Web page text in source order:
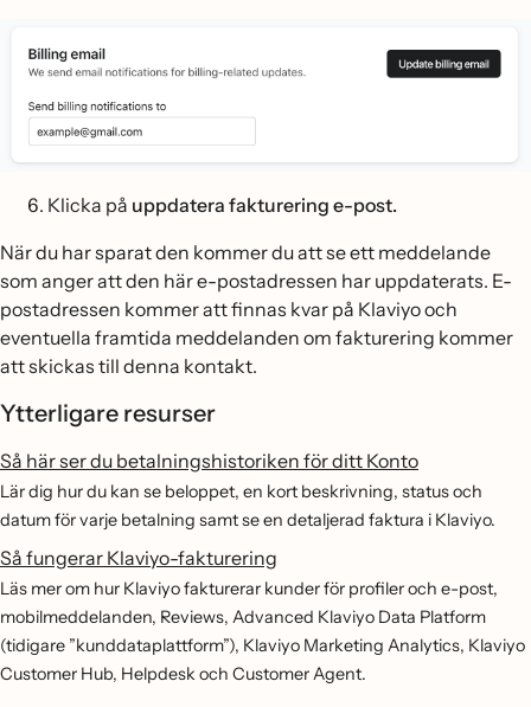
Klicka på uppdatera fakturering e-post.
När du har sparat den kommer du att se ett meddelande
som anger att den här e-postadressen har uppdaterats. E-
postadressen kommer att finnas kvar på Klaviyo och
eventuella framtida meddelanden om fakturering kommer
att skickas till denna kontakt.
Ytterligare resurser
Så här ser du betalningshistoriken för ditt Konto
Lär dig hur du kan se beloppet, en kort beskrivning, status och
datum för varje betalning samt se en detaljerad faktura i Klaviyo.
Så fungerar Klaviyo-fakturering
Läs mer om hur Klaviyo fakturerar kunder för profiler och e-post,
mobilmeddelanden, Reviews, Advanced Klaviyo Data Platform
(tidigare ”kunddataplattform”), Klaviyo Marketing Analytics, Klaviyo
Customer Hub, Helpdesk och Customer Agent.